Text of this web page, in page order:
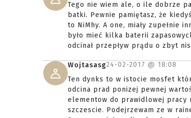
Tego nie wiem ale, o ile dobrze
batki. Pewnie pamiętasz, że
to NiMhy. A one, miały zupełnie
było mieć kilka baterii
odcinał przepływ prądu o zbyt
Wojtasasg24-02-2017 @ 18:08
Ten dynks to w istocie mosfet
odcina prad ponizej pewnej
elementow do prawidlowej pracy
szczescie. Podejrzewam ze w